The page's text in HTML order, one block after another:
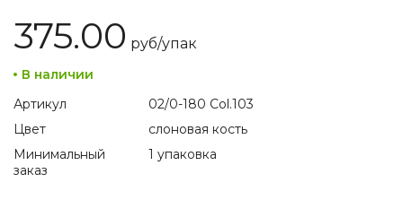
375.00 руб/упак
В наличии
Артикул
02/0-180 Col.103
Цвет
слоновая кость
Минимальный
заказ
1 упаковка